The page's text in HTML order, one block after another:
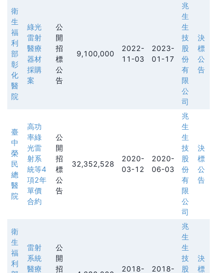
衛
生
福
利
部
彰
化
醫
院
綠光
雷射
醫療
器材
採購
案
公
開
招
標
公
告
9,100,000
2022-
11-03
2023-
01-17
兆
生
生
技
股
份
有
限
公
司
決
標
公
告
臺
中
榮
民
總
醫
院
高功
率綠
光雷
射系
統等4
項2年
單價
合約
公
開
招
標
公
告
32,352,528
2020-
03-12
2020-
06-03
兆
生
生
技
股
份
有
限
公
司
決
標
公
告
衛
生
福
利
雷射
系統
醫療
公
開
招
2018- 2018-
兆
生
生
技
股
決
標